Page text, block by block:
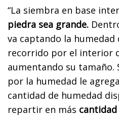
“La siembra en base
piedra sea grande.
va captando la humedad
recorrido por el interior
aumentando su tamaño.
por la humedad le
cantidad de humedad
repartir en más